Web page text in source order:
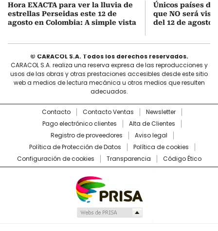
Hora EXACTA para ver la lluvia de
estrellas Perseidas este 12 de
agosto en Colombia: A simple vista
Únicos países
que NO será
del 12 de agosto,
© CARACOL S.A. Todos los derechos reservados.
CARACOL S.A. realiza una reserva expresa de las reproducciones y
usos de las obras y otras prestaciones accesibles desde este sitio
web a medios de lectura mecánica u otros medios que resulten
adecuados.
Contacto Contacto Ventas
Newsletter
Pago electrónico clientes
Alta de Clientes
Registro de proveedores
Aviso legal
Política de Protección de Datos
Política de cookies
Configuración de cookies
Transparencia Código Ético